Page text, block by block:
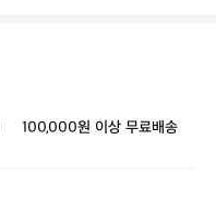
100,000원 이상 무료배송